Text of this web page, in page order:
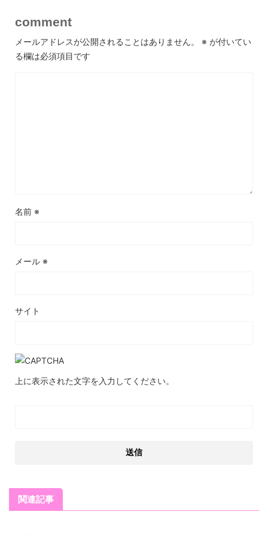
comment
メールアドレスが公開されることはありません。 ※ が付いてい
る欄は必須項目です
名前 ※
メール ※
サイト
上に表示された文字を入力してください。
関連記事